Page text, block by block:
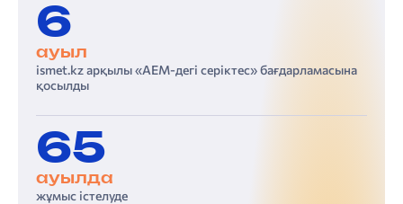
6
ауыл
ismet.kz арқылы «АЕМ-дегі серіктес» бағдарламасына
қосылды
65
ауылда
жұмыс істелуде